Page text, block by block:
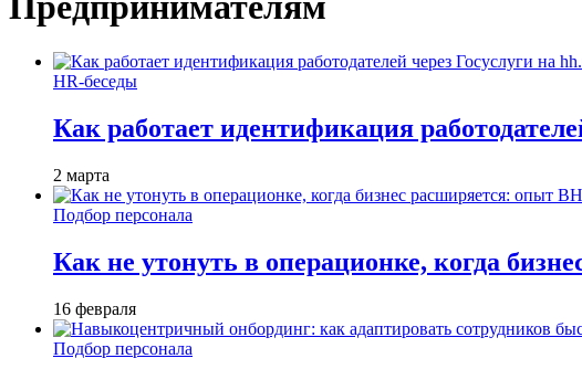
HR-беседы
Как работает идентификация
2 марта
Подбор персонала
Как не утонуть в операционке, когда
16 февраля
Подбор персонала